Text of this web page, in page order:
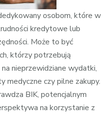
osobom, które w
kredytowe lub
Może to być
którzy potrzebują
nieprzewidziane wydatki,
medyczne czy pilne zakupy.
BIK, potencjalnym
na korzystanie z